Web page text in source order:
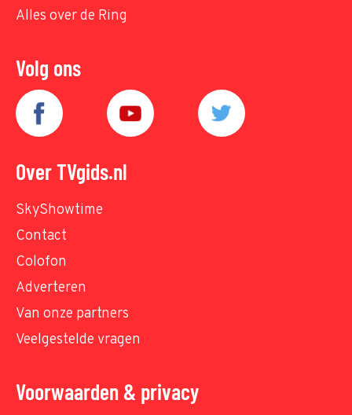
Alles over de Ring
Volg ons
Over TVgids.nl
SkyShowtime
Contact
Colofon
Adverteren
Van onze partners
Veelgestelde vragen
Voorwaarden & privacy